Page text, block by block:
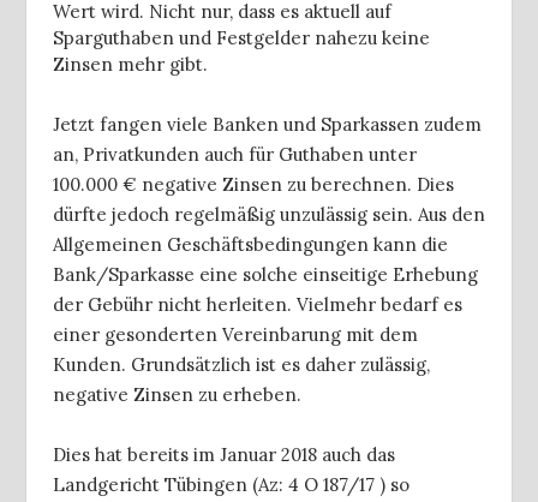
Wert wird. Nicht nur, dass es aktuell auf
Sparguthaben und Festgelder nahezu keine
Zinsen mehr gibt.
Jetzt fangen viele Banken und Sparkassen zudem
an, Privatkunden auch für Guthaben unter
100.000 € negative Zinsen zu berechnen. Dies
dürfte jedoch regelmäßig unzulässig sein. Aus den
Allgemeinen Geschäftsbedingungen kann die
Bank/Sparkasse eine solche einseitige Erhebung
der Gebühr nicht herleiten. Vielmehr bedarf es
einer gesonderten Vereinbarung mit dem
Kunden. Grundsätzlich ist es daher zulässig,
negative Zinsen zu erheben.
Dies hat bereits im Januar 2018 auch das
Landgericht Tübingen (Az: 4 O 187/17 ) so